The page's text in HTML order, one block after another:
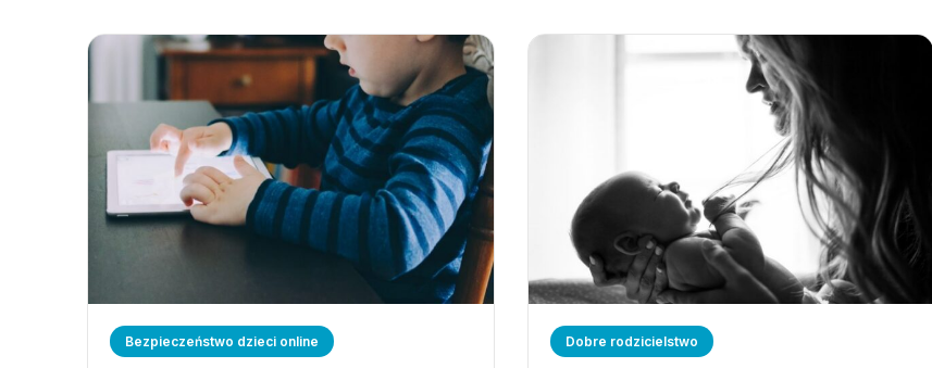
Bezpieczeństwo dzieci online Dobre rodzicielstwo